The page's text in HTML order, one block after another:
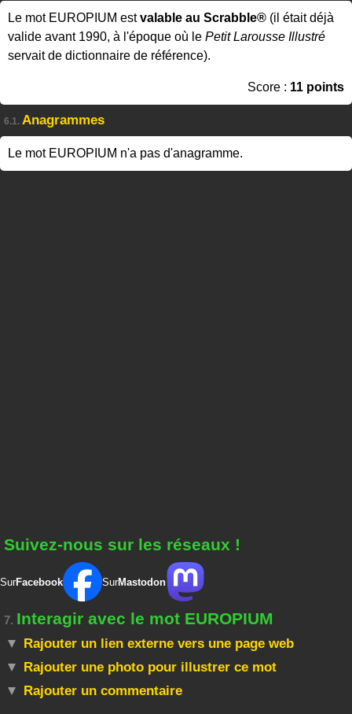
Le mot EUROPIUM estvalable au Scrabble® (il était déjà
valide avant 1990, à l'époque où le Petit Larousse Illustré
servait de dictionnaire de référence).
Score : 11 points
6.1. Anagrammes
Le mot EUROPIUM n'a pas d'anagramme.
Suivez-nous sur les réseaux !
SurFacebook SurMastodon
7. Interagir avec le mot EUROPIUM
Rajouter un lien externe vers une page web
Rajouter une photo pour illustrer ce mot
Rajouter un commentaire